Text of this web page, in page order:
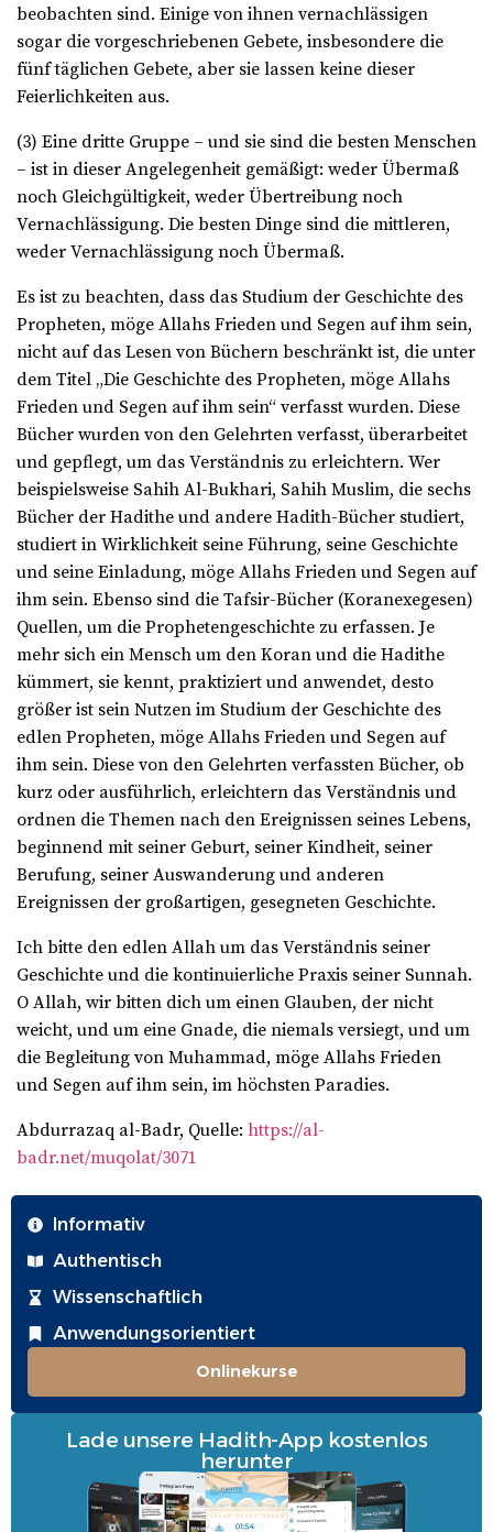
beobachten sind. Einige von ihnen vernachlässigen
sogar die vorgeschriebenen Gebete, insbesondere die
fünf täglichen Gebete, aber sie lassen keine dieser
Feierlichkeiten aus.
(3) Eine dritte Gruppe – und sie sind die besten Menschen
– ist in dieser Angelegenheit gemäßigt: weder Übermaß
noch Gleichgültigkeit, weder Übertreibung noch
Vernachlässigung. Die besten Dinge sind die mittleren,
weder Vernachlässigung noch Übermaß.
Es ist zu beachten, dass das Studium der Geschichte des
Propheten, möge Allahs Frieden und Segen auf ihm sein,
nicht auf das Lesen von Büchern beschränkt ist, die unter
dem Titel „Die Geschichte des Propheten, möge Allahs
Frieden und Segen auf ihm sein“ verfasst wurden. Diese
Bücher wurden von den Gelehrten verfasst, überarbeitet
und gepflegt, um das Verständnis zu erleichtern. Wer
beispielsweise Sahih Al-Bukhari, Sahih Muslim, die sechs
Bücher der Hadithe und andere Hadith-Bücher studiert,
studiert in Wirklichkeit seine Führung, seine Geschichte
und seine Einladung, möge Allahs Frieden und Segen auf
ihm sein. Ebenso sind die Tafsir-Bücher (Koranexegesen)
Quellen, um die Prophetengeschichte zu erfassen. Je
mehr sich ein Mensch um den Koran und die Hadithe
kümmert, sie kennt, praktiziert und anwendet, desto
größer ist sein Nutzen im Studium der Geschichte des
edlen Propheten, möge Allahs Frieden und Segen auf
ihm sein. Diese von den Gelehrten verfassten Bücher, ob
kurz oder ausführlich, erleichtern das Verständnis und
ordnen die Themen nach den Ereignissen seines Lebens,
beginnend mit seiner Geburt, seiner Kindheit, seiner
Berufung, seiner Auswanderung und anderen
Ereignissen der großartigen, gesegneten Geschichte.
Ich bitte den edlen Allah um das Verständnis seiner
Geschichte und die kontinuierliche Praxis seiner Sunnah.
O Allah, wir bitten dich um einen Glauben, der nicht
weicht, und um eine Gnade, die niemals versiegt, und um
die Begleitung von Muhammad, möge Allahs Frieden
und Segen auf ihm sein, im höchsten Paradies.
Abdurrazaq al-Badr, Quelle: https://al-
badr.net/muqolat/3071
Informativ
Authentisch
Wissenschaftlich
Anwendungsorientiert
Onlinekurse
Lade unsere Hadith-App kostenlos
herunter